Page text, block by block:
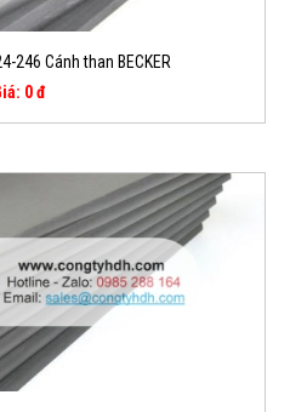
246 Cánh than BECKER
0 đ